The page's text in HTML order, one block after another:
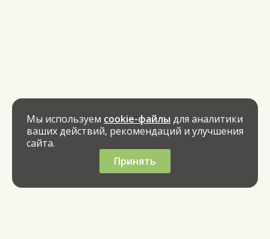
Мы используем cookie-файлы для аналитики
ваших действий, рекомендаций и улучшения
сайта.
Принять